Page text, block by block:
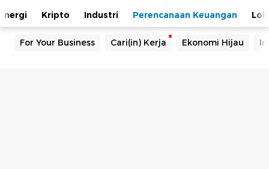
Kripto Industri Perencanaan Keuangan
For Your Business Cari(in) Kerja Ekonomi Hijau